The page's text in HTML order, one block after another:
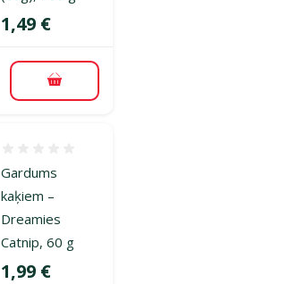
Cena
1,49 €
Pievienot grozam
Gardums
kaķiem –
Dreamies
Catnip, 60 g
Cena
1,99 €